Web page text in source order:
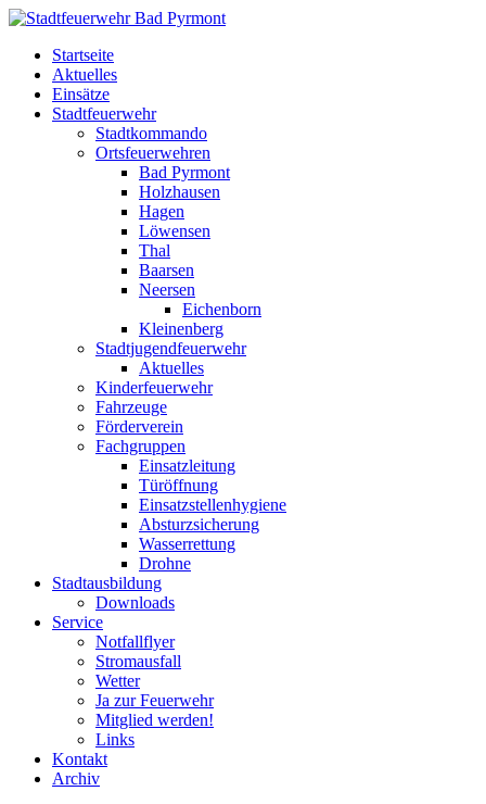
Startseite
Aktuelles
Einsätze
Stadtfeuerwehr
Stadtkommando
Ortsfeuerwehren
Bad Pyrmont
Holzhausen
Hagen
Löwensen
Thal
Baarsen
Neersen
Eichenborn
Kleinenberg
Stadtjugendfeuerwehr
Aktuelles
Kinderfeuerwehr
Fahrzeuge
Förderverein
Fachgruppen
Einsatzleitung
Türöffnung
Einsatzstellenhygiene
Absturzsicherung
Wasserrettung
Drohne
Stadtausbildung
Downloads
Service
Notfallflyer
Stromausfall
Wetter
Ja zur Feuerwehr
Mitglied werden!
Links
Kontakt
Archiv